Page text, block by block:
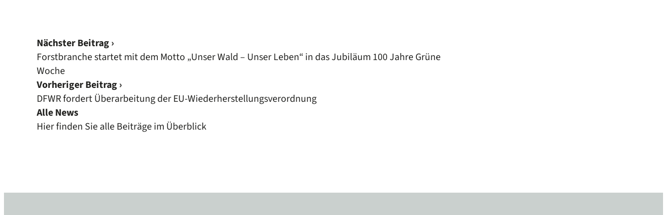
Nächster Beitrag ›
Forstbranche startet mit dem Motto „Unser Wald – Unser Leben“ in das Jubiläum 100 Jahre Grüne
Woche
Vorheriger Beitrag ›
DFWR fordert Überarbeitung der EU-Wiederherstellungsverordnung
Alle News
Hier finden Sie alle Beiträge im Überblick